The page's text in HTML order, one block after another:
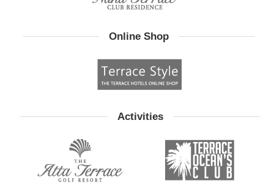
Online Shop
Activities